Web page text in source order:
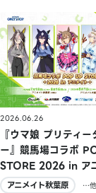
2026.06.26
『ウマ娘 プリティ
ー』競馬場コラボ
STORE 2026 in ア
アニメイト秋葉原
…他